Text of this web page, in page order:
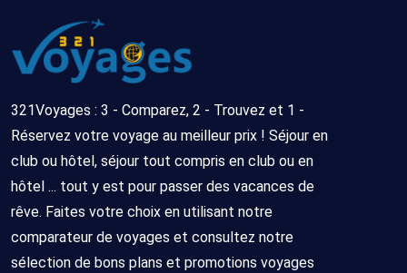
321Voyages : 3 - Comparez, 2 - Trouvez et 1 -
Réservez votre voyage au meilleur prix ! Séjour en
club ou hôtel, séjour tout compris en club ou en
hôtel ... tout y est pour passer des vacances de
rêve. Faites votre choix en utilisant notre
comparateur de voyages et consultez notre
sélection de bons plans et promotions voyages